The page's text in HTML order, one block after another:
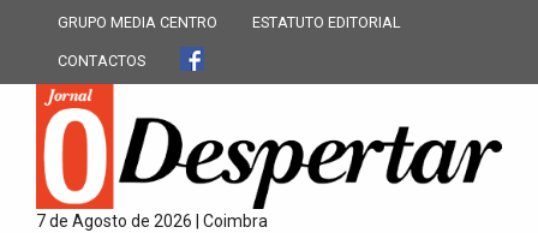
GRUPO MEDIA CENTRO ESTATUTO EDITORIAL
CONTACTOS
7 de Agosto de 2026 | Coimbra